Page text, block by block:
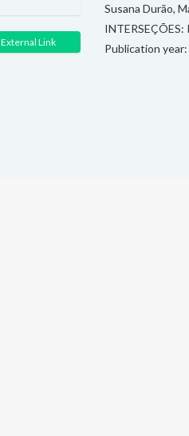
External Link
Susana Durão,
Publication